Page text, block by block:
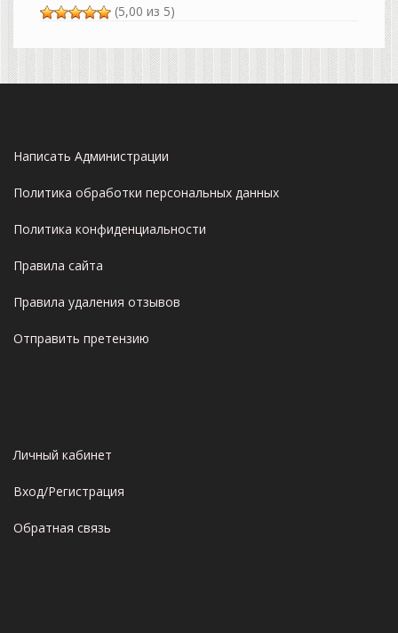
(5,00 из 5)
Написать Администрации
Политика обработки персональных данных
Политика конфиденциальности
Правила сайта
Правила удаления отзывов
Отправить претензию
Личный кабинет
Вход/Регистрация
Обратная связь